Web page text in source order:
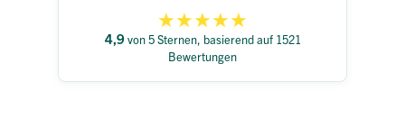
★★★★★
4,9von 5 Sternen, basierend auf 1521
Bewertungen